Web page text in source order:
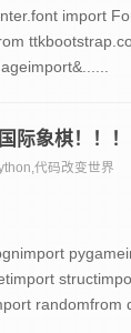
import
际象棋！！！
代码改变世界
randomfrom